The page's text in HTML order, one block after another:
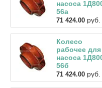
насоса
56а
71 424.00 руб.
Колесо
рабочее для
насоса
56б
71 424.00 руб.